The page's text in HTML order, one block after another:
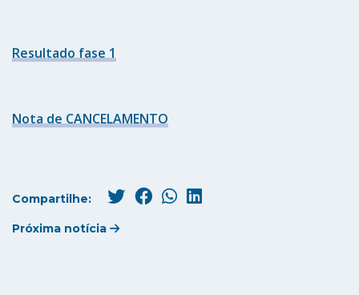
Resultado fase 1
Nota de CANCELAMENTO
Compartilhe:
Próxima notícia